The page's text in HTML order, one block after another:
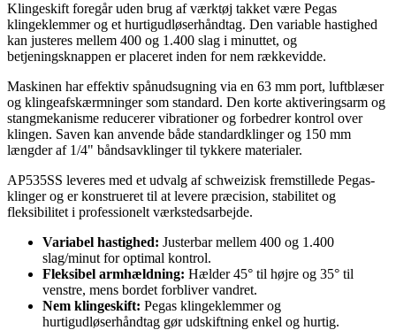
Klingeskift foregår uden brug af værktøj takket være Pegas
klingeklemmer og et hurtigudløserhåndtag. Den variable hastighed
kan justeres mellem 400 og 1.400 slag i minuttet, og
betjeningsknappen er placeret inden for nem rækkevidde.
Maskinen har effektiv spånudsugning via en 63 mm port, luftblæser
og klingeafskærmninger som standard. Den korte aktiveringsarm og
stangmekanisme reducerer vibrationer og forbedrer kontrol over
klingen. Saven kan anvende både standardklinger og 150 mm
længder af 1/4" båndsavklinger til tykkere materialer.
AP535SS leveres med et udvalg af schweizisk fremstillede Pegas-
klinger og er konstrueret til at levere præcision, stabilitet og
fleksibilitet i professionelt værkstedsarbejde.
Variabel hastighed: Justerbar mellem 400 og 1.400
slag/minut for optimal kontrol.
Fleksibel armhældning: Hælder 45° til højre og 35° til
venstre, mens bordet forbliver vandret.
Nem klingeskift: Pegas klingeklemmer og
hurtigudløserhåndtag gør udskiftning enkel og hurtig.